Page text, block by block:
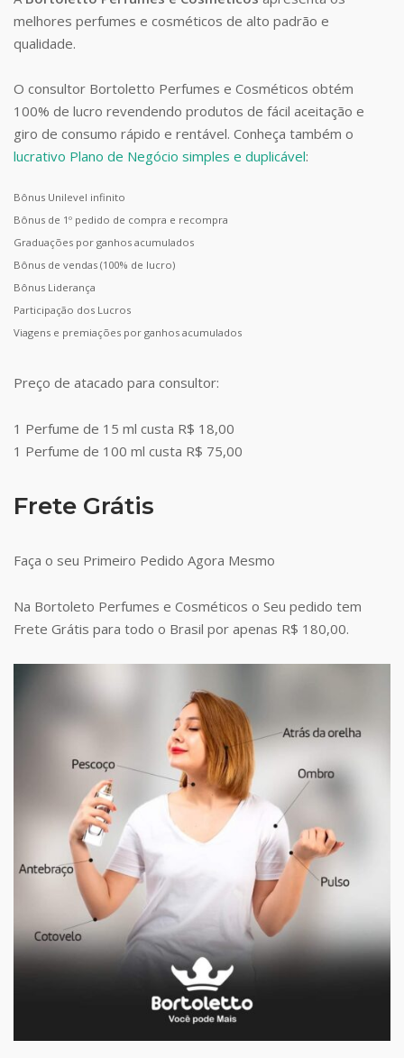
melhores perfumes e cosméticos de alto padrão e
qualidade.
O consultor Bortoletto Perfumes e Cosméticos obtém
100% de lucro revendendo produtos de fácil aceitação e
giro de consumo rápido e rentável. Conheça também o
lucrativo Plano de Negócio simples e duplicável:
Bônus Unilevel infinito
Bônus de 1º pedido de compra e recompra
Graduações por ganhos acumulados
Bônus de vendas (100% de lucro)
Bônus Liderança
Participação dos Lucros
Viagens e premiações por ganhos acumulados
Preço de atacado para consultor:
1 Perfume de 15 ml custa R$ 18,00
1 Perfume de 100 ml custa R$ 75,00
Frete Grátis
Faça o seu Primeiro Pedido Agora Mesmo
Na Bortoleto Perfumes e Cosméticos o Seu pedido tem
Frete Grátis para todo o Brasil por apenas R$ 180,00.